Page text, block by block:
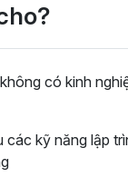
có kinh
các kỹ năng lập